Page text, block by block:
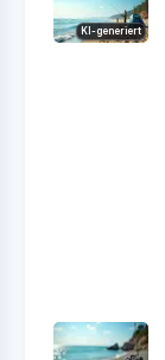
KI-generiert